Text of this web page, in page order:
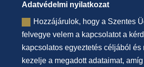
Adatvédelmi nyilatkozat
Hozzájárulok, hogy a Szentes
felvegye velem a kapcsolatot a
kapcsolatos egyeztetés céljából és
kezelje a megadott adataimat,